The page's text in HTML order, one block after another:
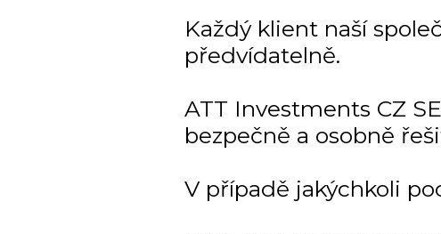
Každý klient naší
předvídatelně.
ATT Investments CZ
bezpečně a osobně
V případě jakýchkoli